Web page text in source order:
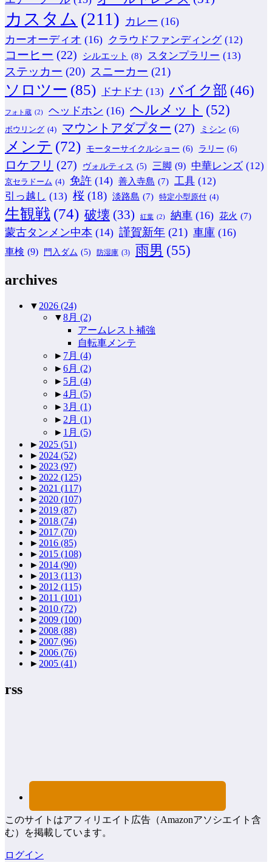
カスタム (211) カレー (16)
カーオーディオ (16) クラウドファンディング (12)
コーヒー (22) シルエット (8) スタンプラリー (13)
ステッカー (20) スニーカー (21)
ソロツー (85) ドナドナ (13) バイク部 (46)
フォト蔵 (2) ヘッドホン (16) ヘルメット (52)
ボウリング (4) マウントアダプター (27) ミシン (6)
メンテ (72) モーターサイクルショー (6) ラリー (6)
ロケフリ (27) ヴォルティス (5) 三脚 (9) 中華レンズ (12)
京セラドーム (4) 免許 (14) 善入寺島 (7) 工具 (12)
引っ越し (13) 桜 (18) 淡路島 (7) 特定小型原付 (4)
生観戦 (74) 破壊 (33) 紅葉 (2) 納車 (16) 花火 (7)
蒙古タンメン中本 (14) 謹賀新年 (21) 車庫 (16)
車検 (9) 門入ダム (5) 防湿庫 (3) 雨男 (55)
archives
▼ 2026 (24)
▼8月 (2)
アームレスト補強
自転車メンテ
► 7月 (4)
►6月 (2)
► 5月 (4)
►4月 (5)
►3月 (1)
► 2月 (1)
► 1月 (5)
► 2025 (51)
► 2024 (52)
► 2023 (97)
► 2022 (125)
► 2021 (117)
► 2020 (107)
► 2019 (87)
► 2018 (74)
► 2017 (70)
► 2016 (85)
► 2015 (108)
► 2014 (90)
► 2013 (113)
► 2012 (115)
► 2011 (101)
► 2010 (72)
► 2009 (100)
► 2008 (88)
► 2007 (96)
► 2006 (76)
► 2005 (41)
rss
このサイトはアフィリエイト広告（Amazonアソシエイト含
む）を掲載しています。
ログイン